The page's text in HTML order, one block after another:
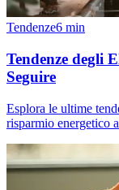
Tendenze6 min
Tendenze degli
Seguire
Esplora le ultime
risparmio energetico